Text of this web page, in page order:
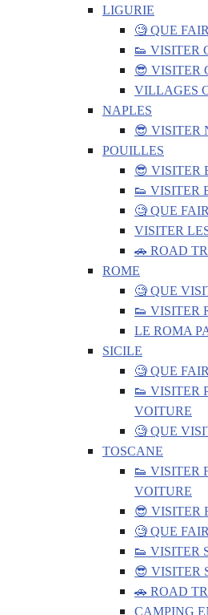
LIGURIE
🧐 QUE
👟 VISITER
😎 VISITER
VILLAGES
NAPLES
😎 VISITER
POUILLES
😎 VISITER
👟 VISITER
🧐 QUE
VISITER
🚗 ROAD
ROME
🧐 QUE
👟 VISITER
LE ROMA
SICILE
🧐 QUE
👟 VISITER
VOITURE
🧐 QUE
TOSCANE
👟 VISITER
VOITURE
😎 VISITER
🧐 QUE
👟 VISITER
😎 VISITER
🚗 ROAD
CAMPING